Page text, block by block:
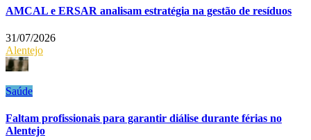
AMCAL e ERSAR analisam estratégia na gestão de resíduos
31/07/2026
Alentejo
Saúde
Faltam profissionais para garantir diálise durante férias no
Alentejo